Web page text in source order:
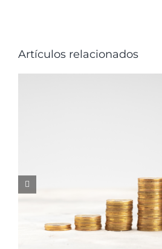
Artículos relacionados